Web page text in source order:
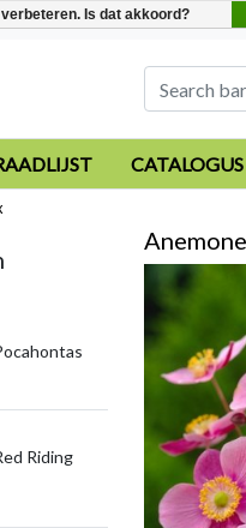
CATALOGUS
Riding
Is dat akkoord?